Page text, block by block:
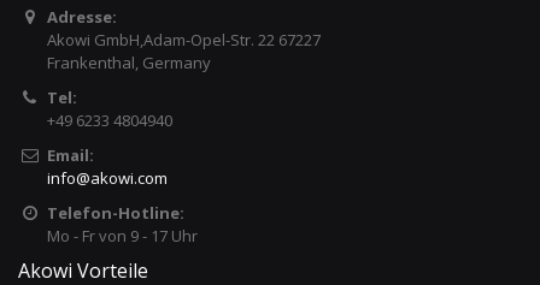
Adresse:
Akowi GmbH,Adam-Opel-Str. 22 67227
Frankenthal, Germany
Tel:
+49 6233 4804940
Email:
info@akowi.com
Telefon-Hotline:
Mo - Fr von 9 - 17 Uhr
Akowi Vorteile